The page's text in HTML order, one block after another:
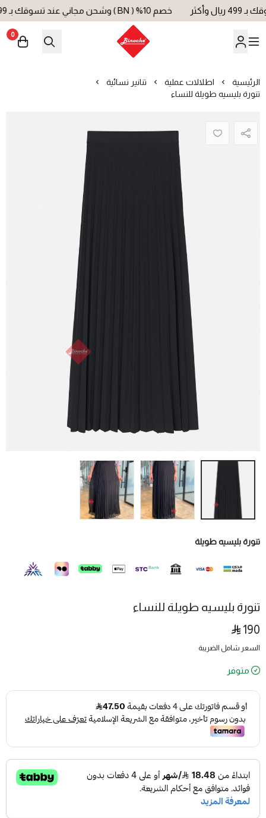
خصم 10% ( BN ) وشحن مجاني عند تسوقك بـ 499 ريال وأكثر
بينوش | Binoche
0
الرئيسية اطلالات عملية
تنانير نسائية
تنورة بليسيه طويلة للنساء
تنورة بليسيه طويلة للنساء
تنورة بليسيه طويلة
190
السعر شامل الضريبة
متوفر